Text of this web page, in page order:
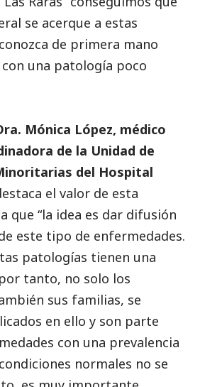
se acerque a estas
de primera mano
una patología poco
Mónica López, médico
de la Unidad de
del Hospital
el valor de esta
que “la idea es dar difusión
este tipo de enfermedades.
patologías tienen una
tanto, no solo los
sus familias, se
en ello y son parte
con una prevalencia
normales no se